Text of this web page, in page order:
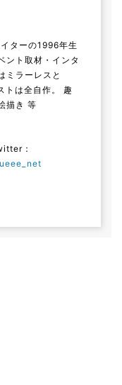
ターの1996年生
ント取材・インタ
ミラーレスと
は全自作。 趣
描き 等
：